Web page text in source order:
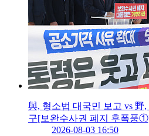
與, 형소법 대국민 보고 vs 野
구[보완수사권 폐지 후폭풍
2026-08-03 16:50